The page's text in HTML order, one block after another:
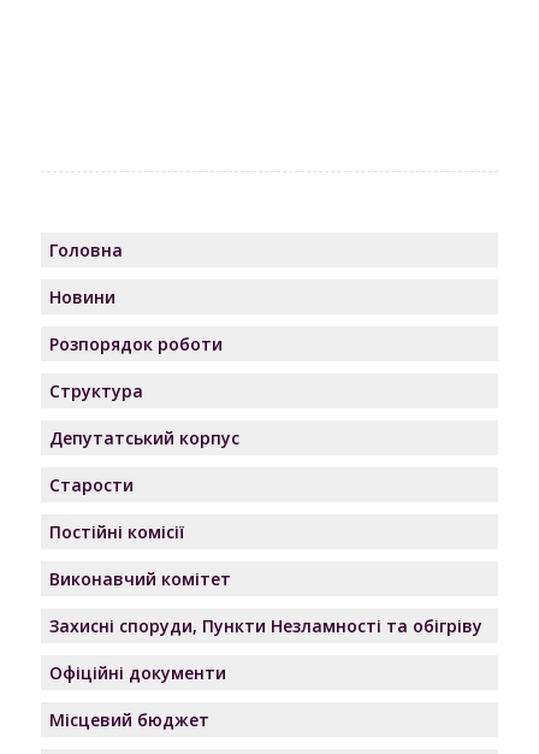
Головна
Новини
Розпорядок роботи
Структура
Депутатський корпус
Старости
Постійні комісії
Виконавчий комітет
Захисні споруди, Пункти Незламності та обігріву
Офіційні документи
Місцевий бюджет